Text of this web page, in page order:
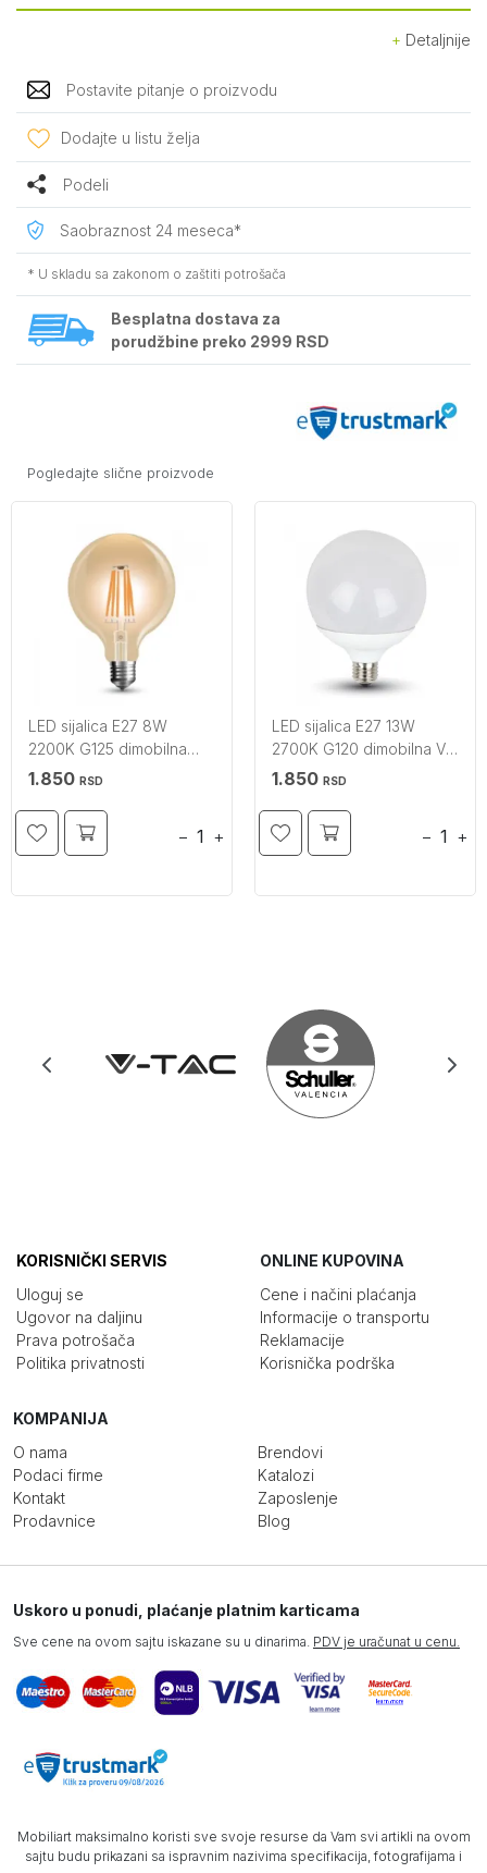
Detaljnije
Postavite pitanje o proizvodu
Dodajte u listu želja
Podeli
Saobraznost 24 meseca*
* U skladu sa zakonom o zaštiti potrošača
Besplatna dostava za
porudžbine preko 2999 RSD
Pogledajte slične proizvode
LED sijalica E27 8W
2200K G125 dimobilna
filament amber staklo V-
1.850 RSD
− +
LED sijalica E27 13W
2700K G120 dimobilna V-
TAC
1.850 RSD
− +
KORISNIČKI SERVIS
Uloguj se
Ugovor na daljinu
Prava potrošača
Politika privatnosti
ONLINE KUPOVINA
Cene i načini plaćanja
Informacije o transportu
Reklamacije
Korisnička podrška
KOMPANIJA
O nama
Podaci firme
Kontakt
Prodavnice
Brendovi
Katalozi
Zaposlenje
Blog
Uskoro u ponudi, plaćanje platnim karticama
Sve cene na ovom sajtu iskazane su u dinarima. PDV je uračunat u cenu.
Mobiliart maksimalno koristi sve svoje resurse da Vam svi artikli na ovom
sajtu budu prikazani sa ispravnim nazivima specifikacija, fotografijama i